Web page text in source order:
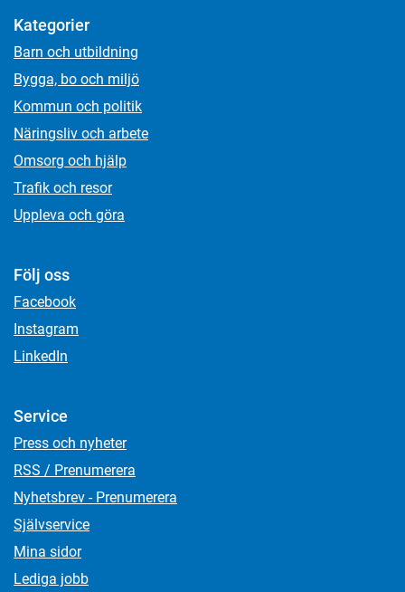
Kategorier
Barn och utbildning
Bygga, bo och miljö
Kommun och politik
Näringsliv och arbete
Omsorg och hjälp
Trafik och resor
Uppleva och göra
Följ oss
Facebook
Instagram
LinkedIn
Service
Press och nyheter
RSS / Prenumerera
Nyhetsbrev - Prenumerera
Självservice
Mina sidor
Lediga jobb